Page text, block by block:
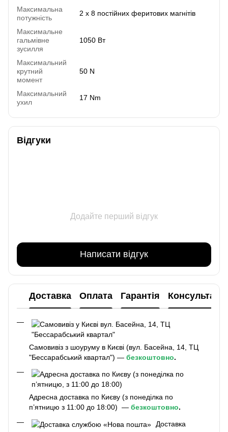
Максимальна
потужність
2 х 8 постійних феритових магнітів
Максимальне
гальмівне
зусилля
1050 Вт
Максимальний
крутний
момент
50 N
Максимальний
ухил
17 Nm
Відгуки
Додайте перший відгук
Написати відгук
Доставка Оплата Гарантія Консультація
Самовивіз з шоуруму в Києві (вул. Басейна, 14, ТЦ
"Бессарабський квартал") — безкоштовно.
Адресна доставка по Києву (з понеділка по
п’ятницю з 11:00 до 18:00) — безкоштовно.
Доставка